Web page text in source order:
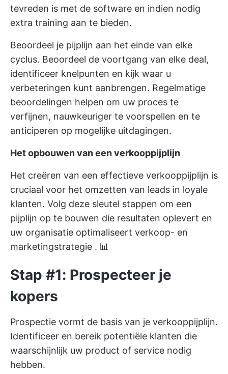
tevreden is met de software en indien nodig
extra training aan te bieden.
Beoordeel je pijplijn aan het einde van elke
cyclus. Beoordeel de voortgang van elke deal,
identificeer knelpunten en kijk waar u
verbeteringen kunt aanbrengen. Regelmatige
beoordelingen helpen om uw proces te
verfijnen, nauwkeuriger te voorspellen en te
anticiperen op mogelijke uitdagingen.
Het opbouwen van een verkooppijplijn
Het creëren van een effectieve verkooppijplijn is
cruciaal voor het omzetten van leads in loyale
klanten. Volg deze sleutel stappen om een
pijplijn op te bouwen die resultaten oplevert en
uw organisatie optimaliseert verkoop- en
marketingstrategie . 📊
Stap #1: Prospecteer je
kopers
Prospectie vormt de basis van je verkooppijplijn.
Identificeer en bereik potentiële klanten die
waarschijnlijk uw product of service nodig
hebben.